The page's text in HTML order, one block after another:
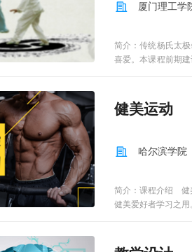
典句型王永亮第四
26 段落篇之汉堡式
如何写好结论句李
之 求职信 徐睿第
61,62应试篇之雅思
no front
门”指“大前门”香烟
厦门理工学
简介：传统杨氏太
喜爱。本课程前期
的核心部分，是课
极拳中所蕴含的“整
道理深刻，发人深
编排了套路《杨氏
健美运动
哈尔滨学院
简介：课程介绍 健
健美爱好者学习之